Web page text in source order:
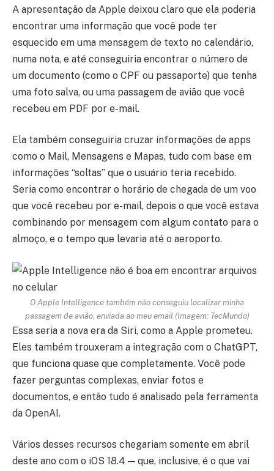
A apresentação da Apple deixou claro que ela poderia
encontrar uma informação que você pode ter
esquecido em uma mensagem de texto no calendário,
numa nota, e até conseguiria encontrar o número de
um documento (como o CPF ou passaporte) que tenha
uma foto salva, ou uma passagem de avião que você
recebeu em PDF por e-mail.
Ela também conseguiria cruzar informações de apps
como o Mail, Mensagens e Mapas, tudo com base em
informações “soltas” que o usuário teria recebido.
Seria como encontrar o horário de chegada de um voo
que você recebeu por e-mail, depois o que você estava
combinando por mensagem com algum contato para o
almoço, e o tempo que levaria até o aeroporto.
O Apple Intelligence também não conseguiu localizar minha
passagem de avião, enviada ao meu email (Imagem: TecMundo)
Essa seria a nova era da Siri, como a Apple prometeu.
Eles também trouxeram a integração com o ChatGPT,
que funciona quase que completamente. Você pode
fazer perguntas complexas, enviar fotos e
documentos, e então tudo é analisado pela ferramenta
da OpenAI.
Vários desses recursos chegariam somente em abril
deste ano com o iOS 18.4 — que, inclusive, é o que vai